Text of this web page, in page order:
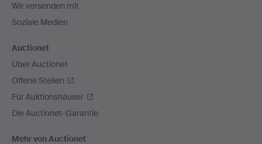
Wir versenden mit
Soziale Medien
Auctionet
Über Auctionet
Offene Stellen
Für Auktionshäuser
Die Auctionet-Garantie
Mehr von Auctionet